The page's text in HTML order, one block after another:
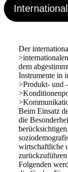
Der
dem
Instrumente in
>Produkt- und
Beim Einsatz
die
wirtschaftliche
Folgenden